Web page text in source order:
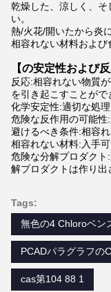
乾燥した、涼しく、
い。
熱/火花/開いたから炎
相容れない材料および
【の安定性および反
反応:相容れない物質
を引き起こすことがで
化学安定性:適切な処
危険な反作用の可能性
避けるべき条件:相容
相容れない材料:入手
危険な分解プロダク
解プロダクトは作り出
Tags:
無色の4 Chloroベン
PCADパラグラフの
cas第104 88 1